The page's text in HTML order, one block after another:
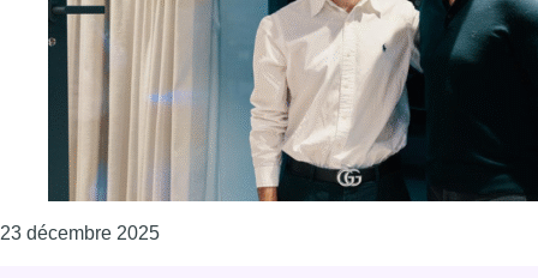
23 décembre 2025Consulter l'article "À Evere, Liridon Demiri